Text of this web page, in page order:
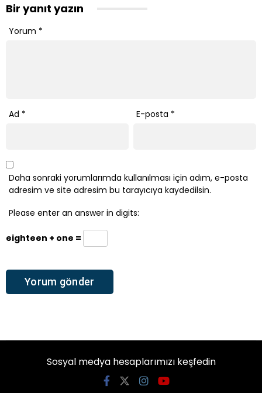
Bir yanıt yazın
Yorum *
Ad * E-posta *
Daha sonraki yorumlarımda kullanılması için adım, e-posta
adresim ve site adresim bu tarayıcıya kaydedilsin.
Please enter an answer in digits:
eighteen + one =
Sosyal medya hesaplarımızı keşfedin